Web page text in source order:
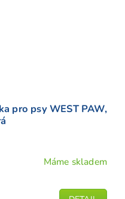
pro psy WEST PAW,
Máme skladem